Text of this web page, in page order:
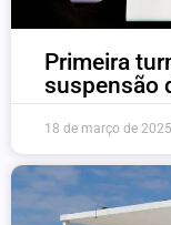
Primeira
suspensão
18 de março de 2025